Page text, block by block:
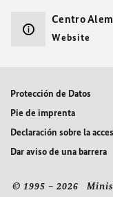
Centro
Website
Protección de Datos
Pie de imprenta
Declaración sobre la
Dar aviso de una barrera
© 1995 – 2026